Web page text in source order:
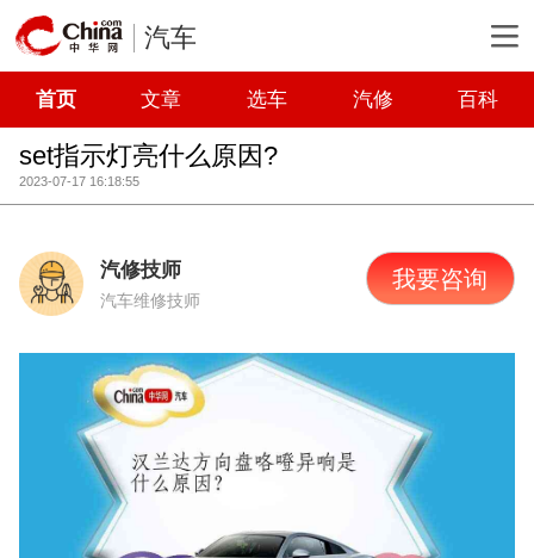
汽车
首页 文章 选车 汽修 百科
set指示灯亮什么原因?
2023-07-17 16:18:55
汽修技师
汽车维修技师
我要咨询